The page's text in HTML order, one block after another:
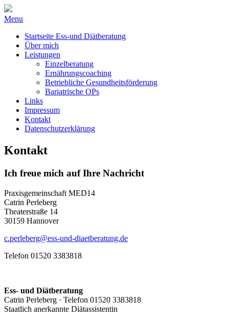
Menu
Startseite Ess-und Diätberatung
Über mich
Leistungen
Einzelberatung
Ernährungscoaching
Betriebliche Gesundheitsförderung
Bariatrische OPs
Links
Impressum
Kontakt
Datenschutzerklärung
Kontakt
Ich freue mich auf Ihre Nachricht
Praxisgemeinschaft MED14
Catrin Perleberg
Theaterstraße 14
30159 Hannover
c.perleberg@ess-und-diaetberatung.de
Telefon 01520 3383818
Ess- und Diätberatung
Catrin Perleberg · Telefon 01520 3383818
Staatlich anerkannte Diätassistentin